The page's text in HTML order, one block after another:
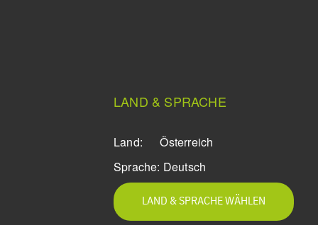
LAND & SPRACHE
Land:
Österreich
Sprache: Deutsch
LAND & SPRACHE WÄHLEN